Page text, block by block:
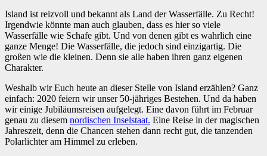
Island ist reizvoll und bekannt als Land der Wasserfälle. Zu Recht!
Irgendwie könnte man auch glauben, dass es hier so viele
Wasserfälle wie Schafe gibt. Und von denen gibt es wahrlich eine
ganze Menge! Die Wasserfälle, die jedoch sind einzigartig. Die
großen wie die kleinen. Denn sie alle haben ihren ganz eigenen
Charakter.
Weshalb wir Euch heute an dieser Stelle von Island erzählen? Ganz
einfach: 2020 feiern wir unser 50-jähriges Bestehen. Und da haben
wir einige Jubiläumsreisen aufgelegt. Eine davon führt im Februar
genau zu diesem nordischen Inselstaat. Eine Reise in der magischen
Jahreszeit, denn die Chancen stehen dann recht gut, die tanzenden
Polarlichter am Himmel zu erleben.